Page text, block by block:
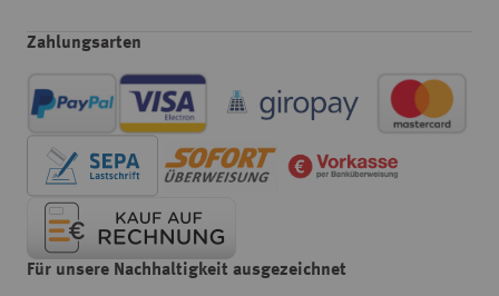
Zahlungsarten
Für unsere Nachhaltigkeit ausgezeichnet